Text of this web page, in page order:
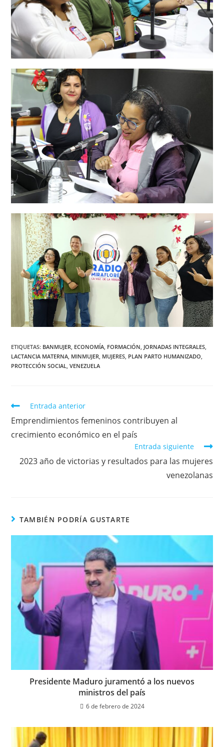
ETIQUETAS: BANMUJER, ECONOMÍA, FORMACIÓN, JORNADAS INTEGRALES,
LACTANCIA MATERNA, MINMUJER, MUJERES, PLAN PARTO HUMANIZADO,
PROTECCIÓN SOCIAL, VENEZUELA
Entrada anterior
Emprendimientos femeninos contribuyen al
crecimiento económico en el país
Entrada siguiente
2023 año de victorias y resultados para las mujeres
venezolanas
TAMBIÉN PODRÍA GUSTARTE
Presidente Maduro juramentó a los nuevos
ministros del país
6 de febrero de 2024